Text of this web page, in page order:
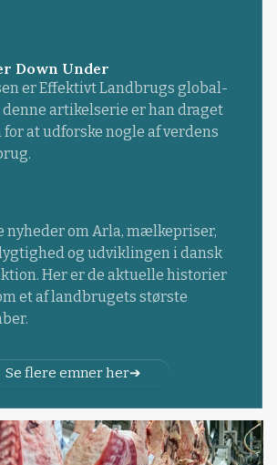
Down Under
er Effektivt Landbrugs global-
artikelserie er han draget
at udforske nogle af verdens
nyheder om Arla, mælkepriser,
og udviklingen i dansk
Her er de aktuelle historier
et af landbrugets største
Se flere emner her